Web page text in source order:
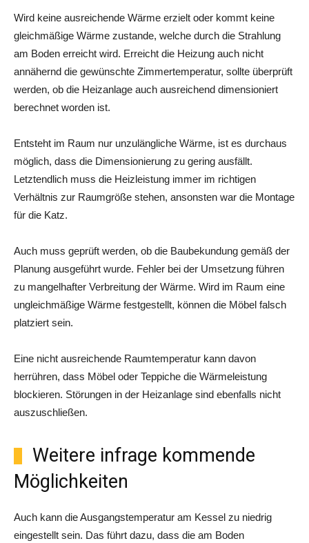
Wird keine ausreichende Wärme erzielt oder kommt keine
gleichmäßige Wärme zustande, welche durch die Strahlung
am Boden erreicht wird. Erreicht die Heizung auch nicht
annähernd die gewünschte Zimmertemperatur, sollte überprüft
werden, ob die Heizanlage auch ausreichend dimensioniert
berechnet worden ist.
Entsteht im Raum nur unzulängliche Wärme, ist es durchaus
möglich, dass die Dimensionierung zu gering ausfällt.
Letztendlich muss die Heizleistung immer im richtigen
Verhältnis zur Raumgröße stehen, ansonsten war die Montage
für die Katz.
Auch muss geprüft werden, ob die Baubekundung gemäß der
Planung ausgeführt wurde. Fehler bei der Umsetzung führen
zu mangelhafter Verbreitung der Wärme. Wird im Raum eine
ungleichmäßige Wärme festgestellt, können die Möbel falsch
platziert sein.
Eine nicht ausreichende Raumtemperatur kann davon
herrühren, dass Möbel oder Teppiche die Wärmeleistung
blockieren. Störungen in der Heizanlage sind ebenfalls nicht
auszuschließen.
Weitere infrage kommende
Möglichkeiten
Auch kann die Ausgangstemperatur am Kessel zu niedrig
eingestellt sein. Das führt dazu, dass die am Boden